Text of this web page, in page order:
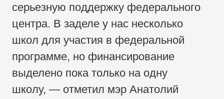
серьезную поддержку федерального
центра. В заделе у нас несколько
школ для участия в федеральной
программе, но финансирование
выделено пока только на одну
школу, — отметил мэр Анатолий